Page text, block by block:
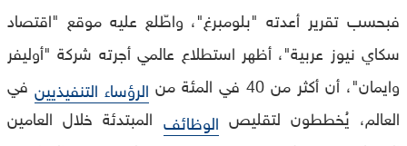
فبحسب تقرير أعدته "بلومبرغ"، واطّلع عليه موقع "اقتصاد
سكاي نيوز عربية"، أظهر استطلاع عالمي أجرته شركة "أوليفر
وايمان"، أن أكثر من 40 في المئة من
الرؤساء التنفيذيين في
العالم، يُخططون لتقليص الوظائف المبتدئة خلال العامين